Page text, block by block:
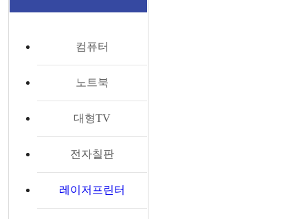
컴퓨터
노트북
대형TV
전자칠판
레이저프린터